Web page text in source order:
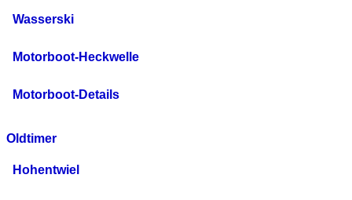
Wasserski
Motorboot-Heckwelle
Motorboot-Details
Oldtimer
Hohentwiel